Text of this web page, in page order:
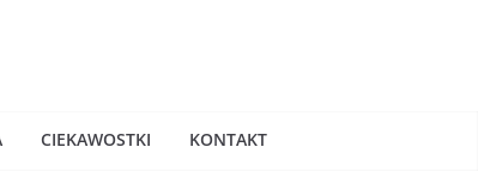
CIEKAWOSTKI KONTAKT